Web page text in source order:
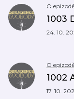
O
1003
24. 10.
O
1002
17. 10.